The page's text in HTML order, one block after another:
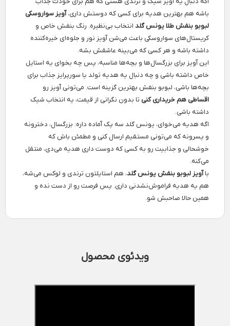
باشه هم بهترین هدیه برای کسی که دوستش داری،آویز سواروسکی
لبوبو بنفش طلا یونس گلد انتخاب بی‌نظیره. رنگ بنفش خاص و
کریستال‌های سواروسکی باعث می‌شن آویز نور و جلوه‌ای خیره‌کننده
داشته باشه و هر کسی که می‌بینه عاشقش بشه.
این آویز برای بزرگسال‌ها و بچه‌ها مناسبه، پس چه بخوای یه استایل
خاص داشته باشی و چه دنبال یه هدیه تولد یا سورپرایز جذاب برای
بچه‌ها باشی، لبوبو بنفش بهترین گزینه است. می‌تونی آویز رو
اقساطی هم خریداری کنی تا بدون نگرانی از قیمت، یه انتخاب شیک
داشته باشی.
اگه هدیه می‌خوای، یونس گلد سه پک آماده داره: بزرگسال، دخترونه
و پسرونه که می‌تونی مستقیم ارسال کنی و مطمئن باش که
خوشحالی و جذابیت رو به کسی که دوست داری هدیه می‌دی، منتقل
می‌کنه.
باآویز لبوبو بنفش یونس گلد، هم استایلتون ترندی و لوکس می‌شه،
هم یه هدیه فراموش‌نشدنی داری. پس فرصت رو از دست نده و
همین حالا صاحبش شو.
ویدئوی محصول